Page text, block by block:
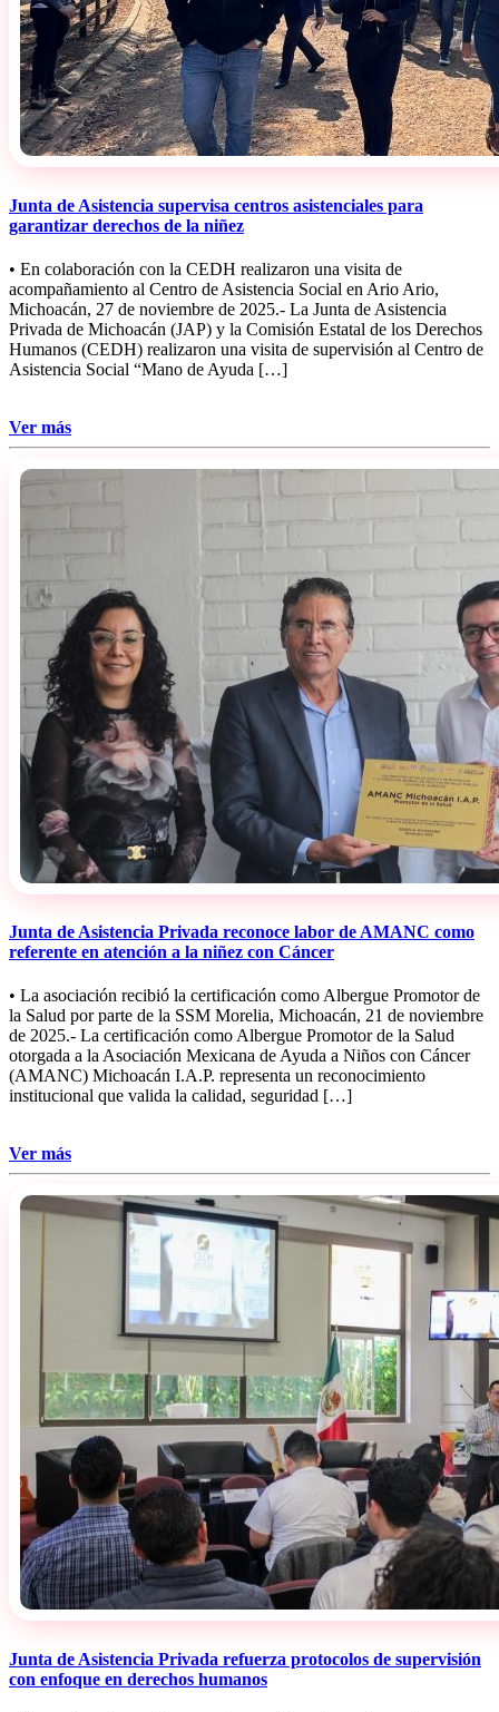
Junta de Asistencia supervisa centros asistenciales para
garantizar derechos de la niñez
• En colaboración con la CEDH realizaron una visita de
acompañamiento al Centro de Asistencia Social en Ario Ario,
Michoacán, 27 de noviembre de 2025.- La Junta de Asistencia
Privada de Michoacán (JAP) y la Comisión Estatal de los Derechos
Humanos (CEDH) realizaron una visita de supervisión al Centro de
Asistencia Social “Mano de Ayuda […]
Ver más
Junta de Asistencia Privada reconoce labor de AMANC como
referente en atención a la niñez con Cáncer
• La asociación recibió la certificación como Albergue Promotor de
la Salud por parte de la SSM Morelia, Michoacán, 21 de noviembre
de 2025.- La certificación como Albergue Promotor de la Salud
otorgada a la Asociación Mexicana de Ayuda a Niños con Cáncer
(AMANC) Michoacán I.A.P. representa un reconocimiento
institucional que valida la calidad, seguridad […]
Ver más
Junta de Asistencia Privada refuerza protocolos de supervisión
con enfoque en derechos humanos